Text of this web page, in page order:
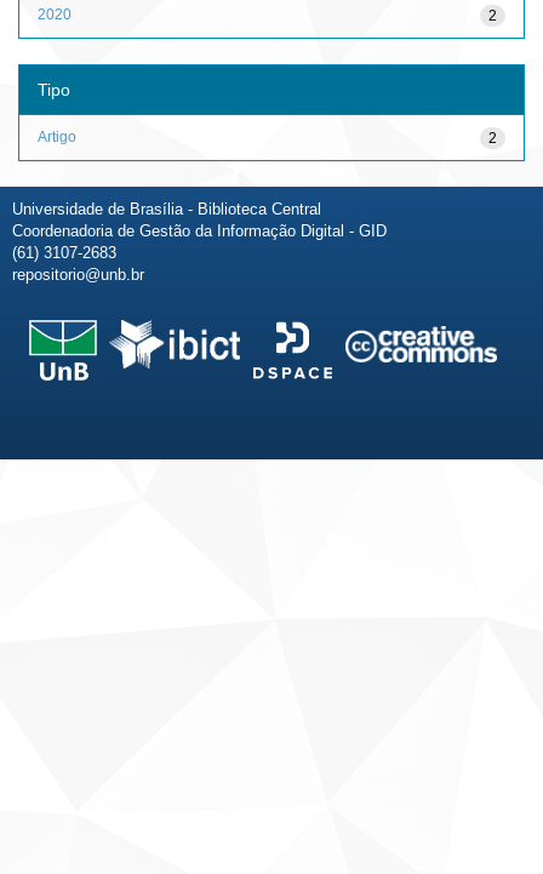
2
2020
Tipo
2
Artigo
Universidade de Brasília - Biblioteca Central
Coordenadoria de Gestão da Informação Digital - GID
(61) 3107-2683
repositorio@unb.br